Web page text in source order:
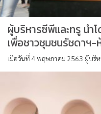
ผู้บริหารซีพีและทรู น
เพื่อชาวชุมชนรัชดาฯ-
เมื่อวันที่ 4 พฤษภาคม 2563 ผู้บริ